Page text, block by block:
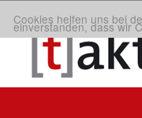
Cookies helfen uns bei
einverstanden, dass wir